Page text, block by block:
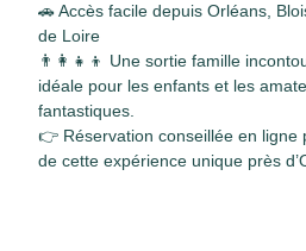
🚗 Accès facile depuis Orléans,
de Loire
👨‍👩‍👧‍👦 Une sortie famille
idéale pour les enfants et les
fantastiques.
👉 Réservation conseillée en ligne
de cette expérience unique près